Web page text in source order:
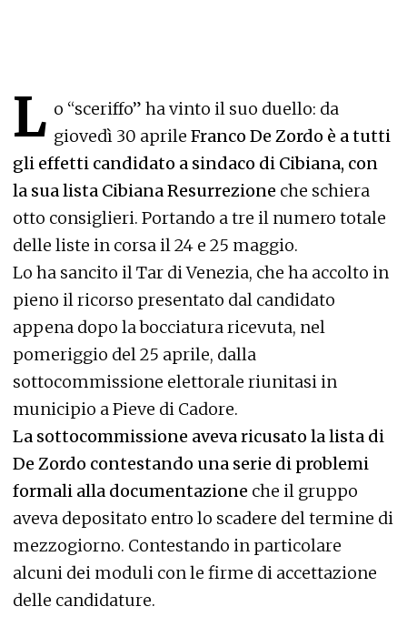
L o “sceriffo” ha vinto il suo duello: da
giovedì 30 aprile Franco De Zordo è a tutti
gli effetti candidato a sindaco di Cibiana, con
la sua lista Cibiana Resurrezione che schiera
otto consiglieri. Portando a tre il numero totale
delle liste in corsa il 24 e 25 maggio.
Lo ha sancito il Tar di Venezia, che ha accolto in
pieno il ricorso presentato dal candidato
appena dopo la bocciatura ricevuta, nel
pomeriggio del 25 aprile, dalla
sottocommissione elettorale riunitasi in
municipio a Pieve di Cadore.
La sottocommissione aveva ricusato la lista di
De Zordo contestando una serie di problemi
formali alla documentazione che il gruppo
aveva depositato entro lo scadere del termine di
mezzogiorno. Contestando in particolare
alcuni dei moduli con le firme di accettazione
delle candidature.